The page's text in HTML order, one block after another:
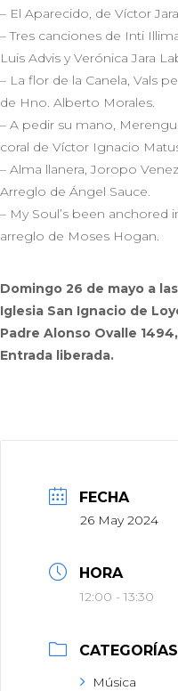
– El Aparecido, de Víctor
– Tres canciones de Inti
Luis Advis y Verónica Jara
– La flor de la Canela, Vals
de Hno. Alberto Morales.
– A pedir su mano,
coral de Víctor Ignacio
– Alma llanera, Joropo
Arreglo de Ángel Sauce.
– My Soul’s been anchored
arreglo de Moses Hogan.
Domingo 26 de mayo a
Iglesia San Ignacio de
Padre Alonso Ovalle
Entrada liberada.
FECHA
26 May 2024
HORA
12:00 - 13:30
CATEGORÍAS
Música